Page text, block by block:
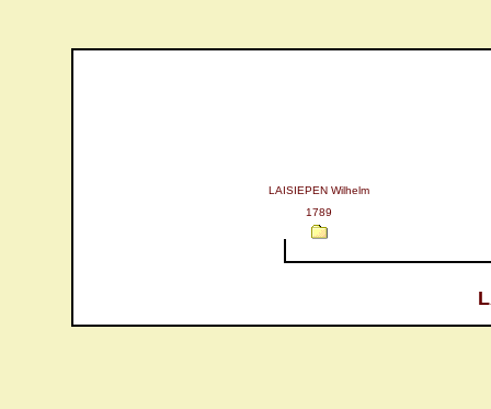
LAISIEPEN Wilhelm
1789